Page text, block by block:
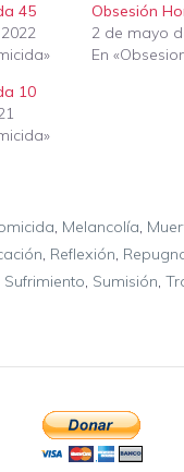
45
Obsesión
2 de mayo
En
10
, Melancolía,
, Reflexión,
Sufrimiento, Sumisión,